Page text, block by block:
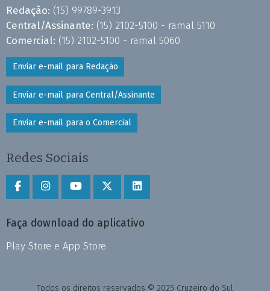
Redação: (15) 99789-3913
Central/Assinante: (15) 2102-5100 - ramal 5110
Comercial: (15) 2102-5100 - ramal 5060
Enviar e-mail para Redação
Enviar e-mail para Central/Assinante
Enviar e-mail para o Comercial
Redes Sociais
Faça download do aplicativo
Play Store e App Store
Todos os direitos reservados © 2025 Cruzeiro do Sul